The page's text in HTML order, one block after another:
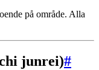
på område. Alla
junrei)#